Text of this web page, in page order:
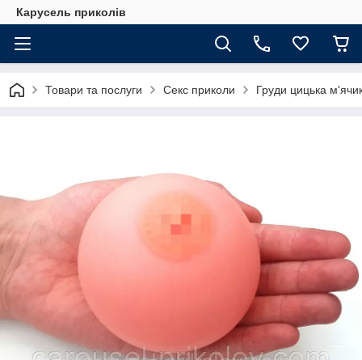
Карусель приколів
Товари та послуги Секс приколи Груди цицька